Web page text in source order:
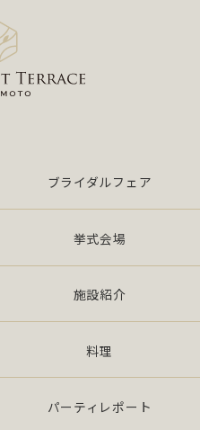
ブライダルフェア
挙式会場
施設紹介
料理
パーティレポート